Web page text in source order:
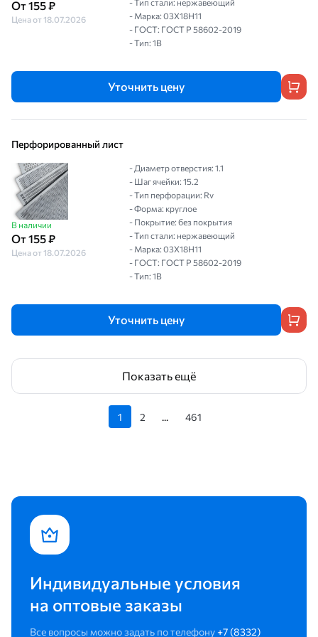
От 155 ₽
Цена от 18.07.2026
- Тип стали: нержавеющий
- Марка: 03Х18Н11
- ГОСТ: ГОСТ Р 58602-2019
- Тип: 1B
Уточнить цену
Перфорированный лист
В наличии
От 155 ₽
Цена от 18.07.2026
- Диаметр отверстия: 1.1
- Шаг ячейки: 15.2
- Тип перфорации: Rv
- Форма: круглое
- Покрытие: без покрытия
- Тип стали: нержавеющий
- Марка: 03Х18Н11
- ГОСТ: ГОСТ Р 58602-2019
- Тип: 1B
Уточнить цену
Показать ещё
1 2 ... 461
Индивидуальные условия
на оптовые заказы
Все вопросы можно задать по телефону +7 (8332)